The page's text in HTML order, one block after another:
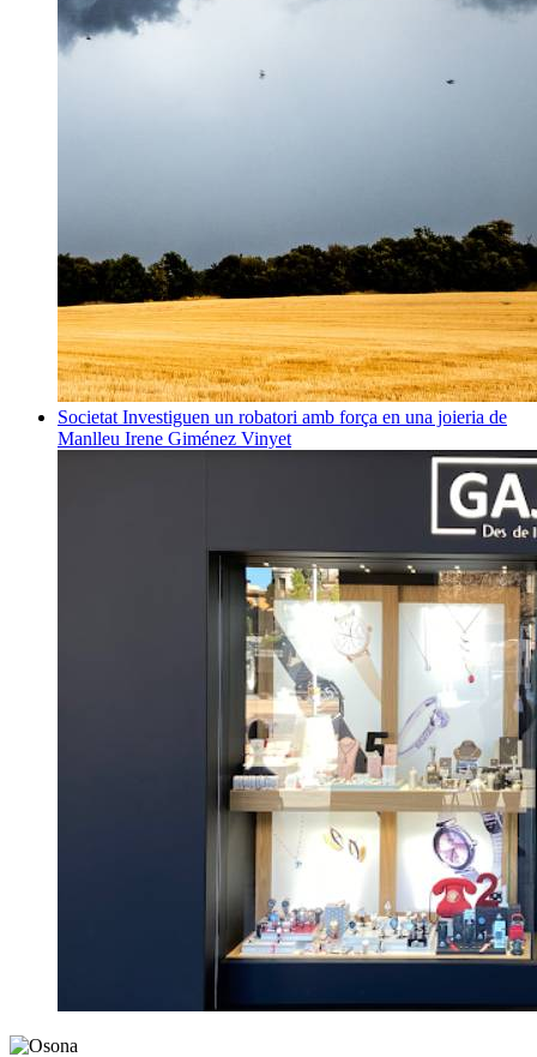
Societat Investiguen un robatori amb força en una joieria de
Manlleu Irene Giménez Vinyet